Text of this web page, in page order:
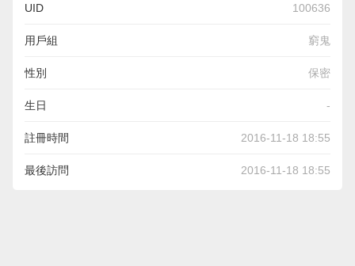
UID 100636
用戶組 窮鬼
性別 保密
生日 -
註冊時間 2016-11-18 18:55
最後訪問 2016-11-18 18:55